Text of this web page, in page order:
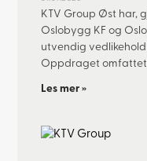
KTV Group Øst har,
Oslobygg KF og
utvendig
Oppdraget omfattet
Les mer »